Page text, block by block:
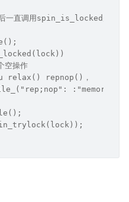
一直调用spin_is_locked判断自
空操作
relax() repnop()，
:"memory");。